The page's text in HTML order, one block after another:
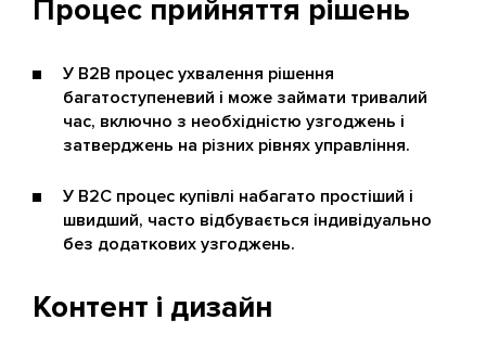
Процес прийняття рішень
У B2B процес ухвалення рішення
багатоступеневий і може займати тривалий
час, включно з необхідністю узгоджень і
затверджень на різних рівнях управління.
У B2C процес купівлі набагато простіший і
швидший, часто відбувається індивідуально
без додаткових узгоджень.
Контент і дизайн